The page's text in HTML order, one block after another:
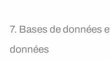
7. Bases de données
données